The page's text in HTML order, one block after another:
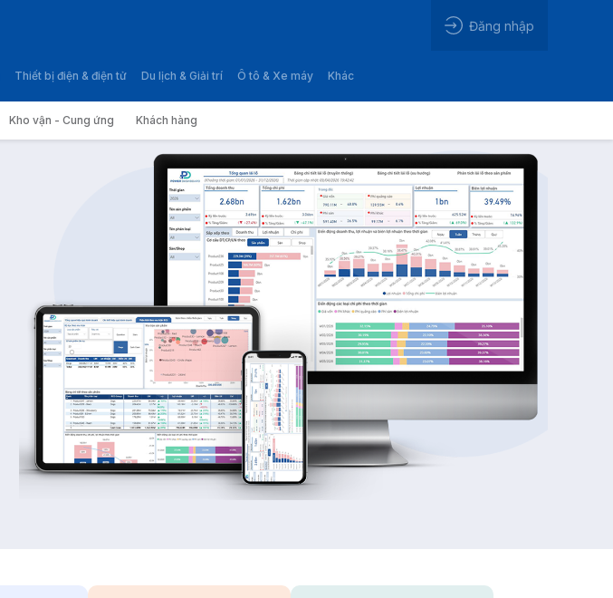
Đăng nhập
Kho vận - Cung ứng Khách hàng
Thiết bị điện & điện tử Du lịch & Giải trí Ô tô & Xe máy Khác